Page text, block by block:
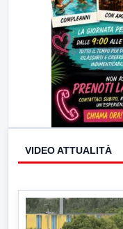
VIDEO ATTUALITÀ